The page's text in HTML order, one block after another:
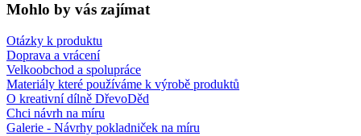
Mohlo by vás zajímat
Otázky k produktu
Doprava a vrácení
Velkoobchod a spolupráce
Materiály které používáme k výrobě produktů
O kreativní dílně DřevoDěd
Chci návrh na míru
Galerie - Návrhy pokladniček na míru